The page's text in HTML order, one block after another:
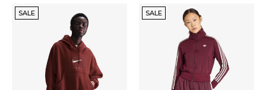
SALE SALE